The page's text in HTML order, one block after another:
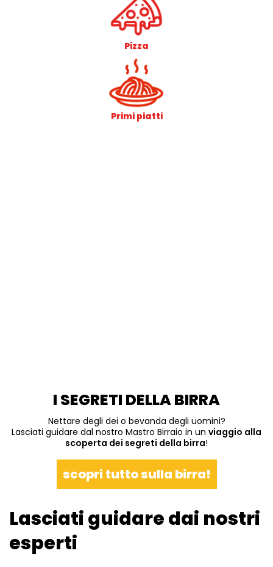
Pizza
Primi piatti
I SEGRETI DELLA BIRRA
Nettare degli dei o bevanda degli uomini?
Lasciati guidare dal nostro Mastro Birraio in un viaggio alla
scoperta dei segreti della birra!
scopri tutto sulla birra!
Lasciati guidare dai nostri
esperti